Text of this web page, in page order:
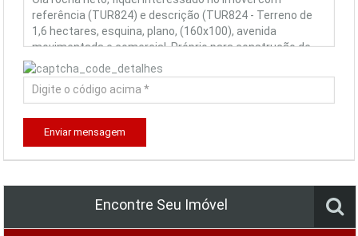
Enviar mensagem
Encontre Seu Imóvel